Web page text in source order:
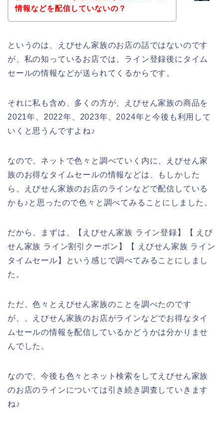
情報などを配信していないの？
というのは、えびせん家族のお店の話ではないのです
が、私の知っているお店では、ライン登録後にタイム
セールの情報などが送られてくるからです。
それに私も含め、多くの方が、えびせん家族の商品を
2021年、2022年、2023年、2024年と今後も利用して
いくと思うんですよね♪
なので、ネットで色々と調べていく内に、えびせん家
族のお得なタイムセールの情報などは、もしかした
ら、えびせん家族のお店のラインなどで配信している
かも♪と思ったので色々と調べてみることにしました。
だから、まずは、【えびせん家族 ライン登録】【 えび
せん家族 ライン割引クーポン】【 えびせん家族 ライン
タイムセール】という感じで調べてみることにしまし
た。
ただ、色々とえびせん家族のことを調べたのです
が、、えびせん家族のお店がラインなどでお得なタイ
ムセールの情報を配信しているかどうかは分かりませ
んでした。
なので、今後も色々とネット検索をしてえびせん家族
のお店のラインについては引き続き調査していきます
ね♪